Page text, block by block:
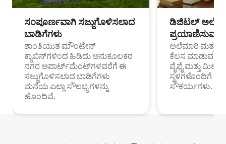
ಸಂಪೂರ್ಣವಾಗಿ ಸಜ್ಜುಗೊಳಿಸಲಾದ
ಬಾಡಿಗೆಗಳು
ಶಾಂತಿಯುತ ಮೌಂಟೇನ್
ಕ್ಯಾಬಿನ್‌ಗಳಿಂದ ಹಿಡಿದು ಅನುಕೂಲಕರ
ನಗರ ಅಪಾರ್ಟ್‌ಮೆಂಟ್‌ಗಳವರೆಗೆ ಈ
ಸಜ್ಜುಗೊಳಿಸಲಾದ ಬಾಡಿಗೆಗಳು
ಮನೆಯ ಎಲ್ಲಾ ಸೌಲಭ್ಯಗಳನ್ನು
ಹೊಂದಿವೆ.
ಡಿಜಿಟಲ್
ಪ್ರಯಾಣಿಸುವ
ಅಲೆಮಾರಿ ಮತ್ತು
ಕೆಲಸ ಮಾಡುವ
ವೈಫೈ ಮತ್ತು
ಸ್ಥಳಗಳೊಂದಿಗೆ
ಸೌಕರ್ಯಗಳು.